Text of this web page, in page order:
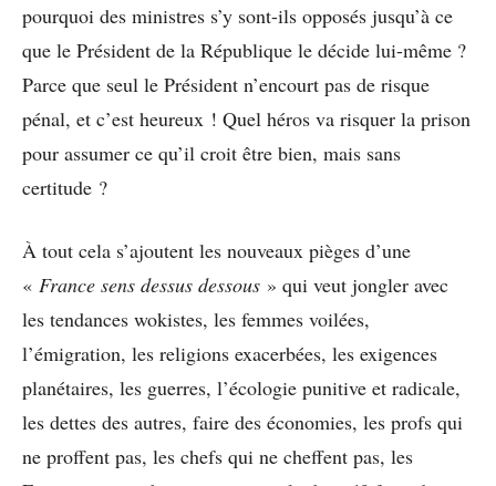
pourquoi des ministres s’y sont-ils opposés jusqu’à ce
que le Président de la République le décide lui-même ?
Parce que seul le Président n’encourt pas de risque
pénal, et c’est heureux ! Quel héros va risquer la prison
pour assumer ce qu’il croit être bien, mais sans
certitude ?
À tout cela s’ajoutent les nouveaux pièges d’une
« France sens dessus dessous » qui veut jongler avec
les tendances wokistes, les femmes voilées,
l’émigration, les religions exacerbées, les exigences
planétaires, les guerres, l’écologie punitive et radicale,
les dettes des autres, faire des économies, les profs qui
ne proffent pas, les chefs qui ne cheffent pas, les